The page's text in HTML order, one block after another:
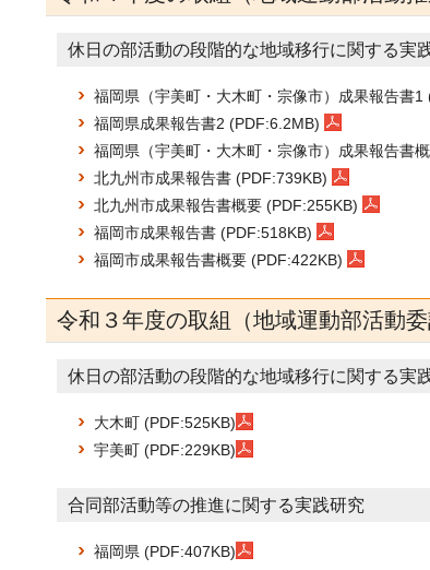
休日の部活動の段階的な地域移行に関する実
福岡県（宇美町・大木町・宗像市）成果報告書1
福岡県成果報告書2 (PDF:6.2MB)
福岡県（宇美町・大木町・宗像市）成果報告書
北九州市成果報告書 (PDF:739KB)
北九州市成果報告書概要 (PDF:255KB)
福岡市成果報告書 (PDF:518KB)
福岡市成果報告書概要 (PDF:422KB)
令和３年度の取組（地域運動部活動
休日の部活動の段階的な地域移行に関する実
大木町 (PDF:525KB)
宇美町 (PDF:229KB)
合同部活動等の推進に関する実践研究
福岡県 (PDF:407KB)